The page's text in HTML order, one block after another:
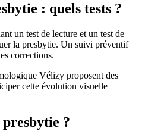
: quels tests ?
un test de lecture et un test de
la presbytie. Un suivi préventif
corrections.
Vélizy proposent des
cette évolution visuelle
?